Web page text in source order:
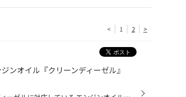
< 1 2 >
ンオイル『クリーンディーゼル』